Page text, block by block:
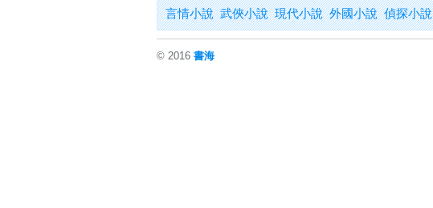
言情小說 武俠小說 現代小說 外國小說 偵探小說
© 2016 書海